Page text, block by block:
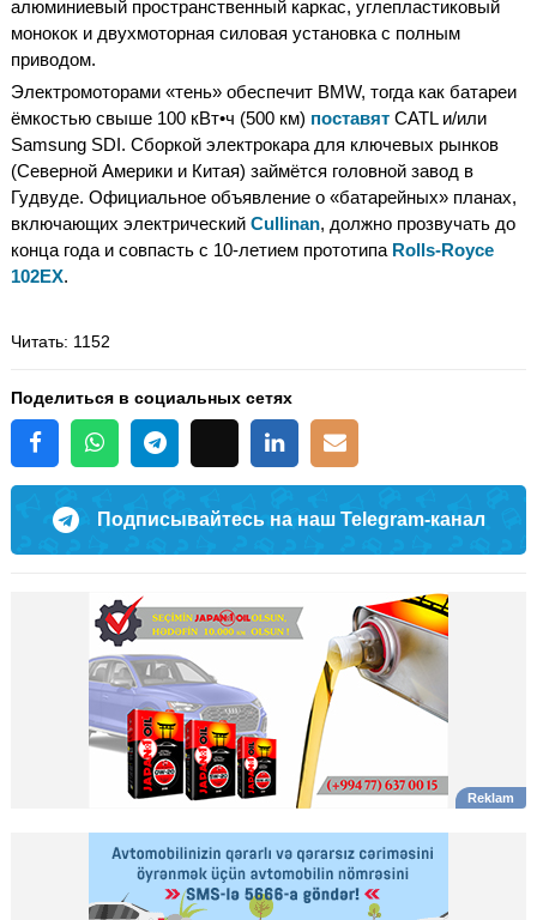
алюминиевый пространственный каркас, углепластиковый
монокок и двухмоторная силовая установка с полным
приводом.
Электромоторами «тень» обеспечит BMW, тогда как батареи
ёмкостью свыше 100 кВт•ч (500 км) поставят CATL и/или
Samsung SDI. Сборкой электрокара для ключевых рынков
(Северной Америки и Китая) займётся головной завод в
Гудвуде. Официальное объявление о «батарейных» планах,
включающих электрический Cullinan, должно прозвучать до
конца года и совпасть с 10-летием прототипа Rolls-Royce
102EX.
Читать: 1152
Поделиться в социальных сетях
Подписывайтесь на наш Telegram-канал